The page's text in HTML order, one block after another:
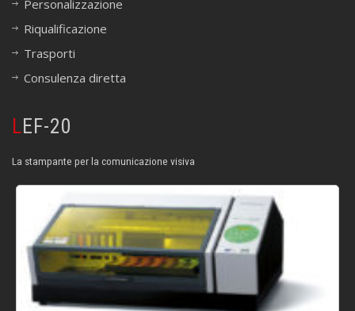
Personalizzazione
Riqualificazione
Trasporti
Consulenza diretta
LEF-20
La stampante per la comunicazione visiva